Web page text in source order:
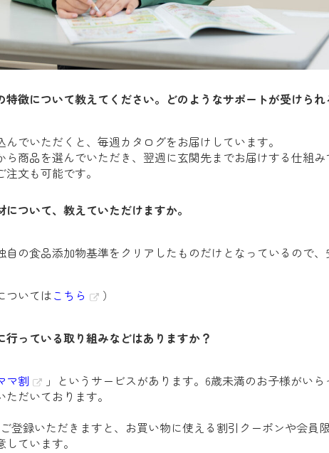
について教えてください。どのようなサポートが受けられ
でいただくと、毎週カタログをお届けしています。
商品を選んでいただき、翌週に玄関先までお届けする仕組み
文も可能です。
いて、教えていただけますか。
の食品添加物基準をクリアしたものだけとなっているので、
ついてはこちら ）
っている取り組みなどはありますか？
マ割
」というサービスがあります。6歳未満のお子様がい
だいております。
登録いただきますと、お買い物に使える割引クーポンや会員
ています。